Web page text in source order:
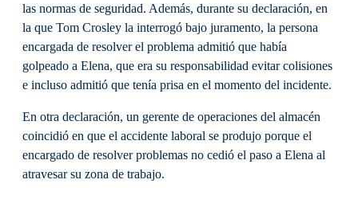
las normas de seguridad. Además, durante su declaración, en
la que Tom Crosley la interrogó bajo juramento, la persona
encargada de resolver el problema admitió que había
golpeado a Elena, que era su responsabilidad evitar colisiones
e incluso admitió que tenía prisa en el momento del incidente.
En otra declaración, un gerente de operaciones del almacén
coincidió en que el accidente laboral se produjo porque el
encargado de resolver problemas no cedió el paso a Elena al
atravesar su zona de trabajo.